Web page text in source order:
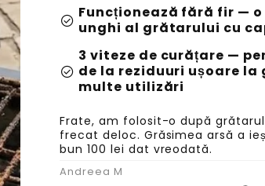
check_circle Funcționează fără fir —
unghi al grătarului cu
check_circle
3 viteze de curățare —
de la reziduuri ușoare la
multe utilizări
Frate, am folosit-o după
frecat deloc. Grăsimea arsă a
bun 100 lei dat vreodată.
Andreea M